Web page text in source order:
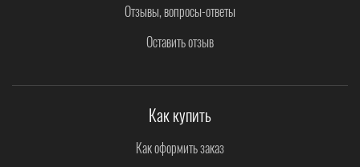
Отзывы, вопросы-ответы
Оставить отзыв
Как купить
Как оформить заказ